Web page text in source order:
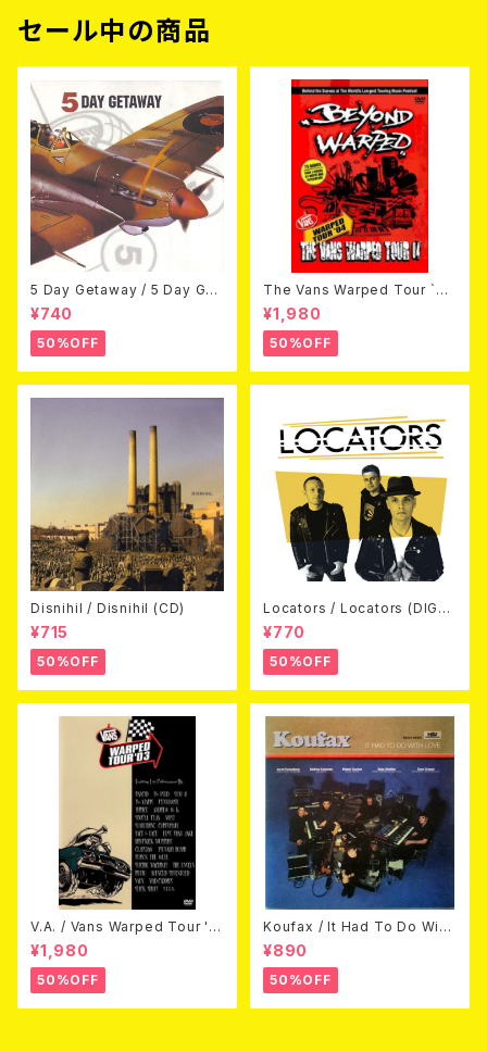
セール中の商品
5 Day Getaway / 5 Day Get
away (CDEP)
¥740
50%OFF
The Vans Warped Tour `04
Beyond Warped (国内盤DV
D)
¥1,980
50%OFF
Disnihil / Disnihil (CD)
¥715
50%OFF
Locators / Locators (DIGPA
CK CD)
¥770
50%OFF
V.A. / Vans Warped Tour '0
3 (DVD)
¥1,980
50%OFF
Koufax / It Had To Do With
Love (CD)
¥890
50%OFF